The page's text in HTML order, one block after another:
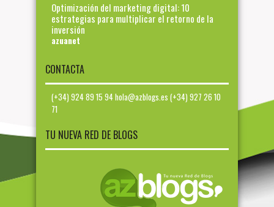
Optimización del marketing digital: 10
estrategias para multiplicar el retorno de la
inversión
azuanet
CONTACTA
(+34) 924 89 15 94 hola@azblogs.es (+34) 927 26 10
71
TU NUEVA RED DE BLOGS